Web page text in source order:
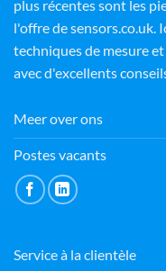
plus récentes sont les
l'offre de sensors.co.uk.
techniques de mesure
avec d'excellents
Meer over ons
Postes vacants
Service à la clientèle